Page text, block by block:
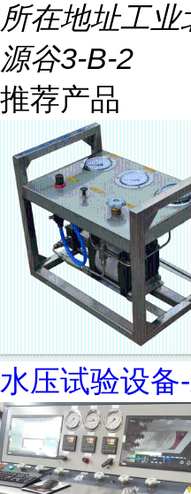
所在地址工业
源谷3-B-2
推荐产品
水压试验设备